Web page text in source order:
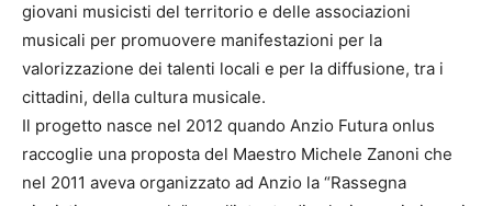
giovani musicisti del territorio e delle associazioni
musicali per promuovere manifestazioni per la
valorizzazione dei talenti locali e per la diffusione, tra i
cittadini, della cultura musicale.
Il progetto nasce nel 2012 quando Anzio Futura onlus
raccoglie una proposta del Maestro Michele Zanoni che
nel 2011 aveva organizzato ad Anzio la “Rassegna